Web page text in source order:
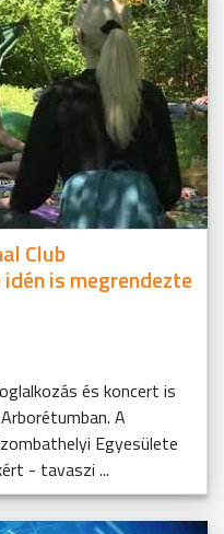
Club
is megrendezte
és koncert is
A
Egyesülete
- tavaszi ...